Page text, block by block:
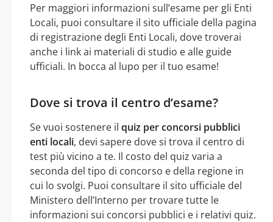
Per maggiori informazioni sull’esame per gli Enti
Locali, puoi consultare il sito ufficiale della pagina
di registrazione degli Enti Locali, dove troverai
anche i link ai materiali di studio e alle guide
ufficiali. In bocca al lupo per il tuo esame!
Dove si trova il centro d’esame?
Se vuoi sostenere il quiz per concorsi pubblici
enti locali, devi sapere dove si trova il centro di
test più vicino a te. Il costo del quiz varia a
seconda del tipo di concorso e della regione in
cui lo svolgi. Puoi consultare il sito ufficiale del
Ministero dell’Interno per trovare tutte le
informazioni sui concorsi pubblici e i relativi quiz.